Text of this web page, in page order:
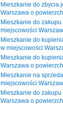
Mieszkanie do zbycia
Warszawa o
Mieszkanie do
miejscowości
Mieszkanie do
w miejscowości
Mieszkanie do
Warszawa o
Mieszkanie na
miejscowości
Mieszkanie do
Warszawa o